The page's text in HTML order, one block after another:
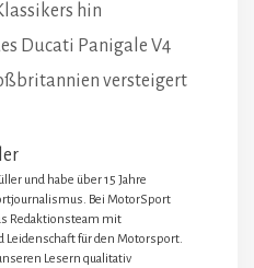
hin
Ducati Panigale V4
versteigert
und habe über 15 Jahre
Bei MotorSport
Redaktionsteam mit
Leidenschaft für den Motorsport.
Lesern qualitativ